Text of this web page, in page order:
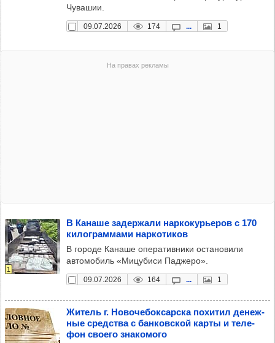
Чувашии.
09.07.2026 174 ... 1
1
В Канаше задер­жали нар­ко­курь­еров с 170
килог­рам­мами нар­ко­ти­ков
В городе Канаше оперативники остановили
автомобиль «Мицубиси Паджеро».
09.07.2026 164 ... 1
Житель г. Ново­че­бок­сар­ска похи­тил денеж­
ные средс­тва с бан­ков­ской карты и теле­
фон сво­его зна­ко­мого